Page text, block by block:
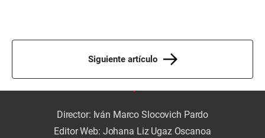
Siguiente artículo
Director: Iván Marco Slocovich Pardo
Editor Web: Johana Liz Ugaz Oscanoa